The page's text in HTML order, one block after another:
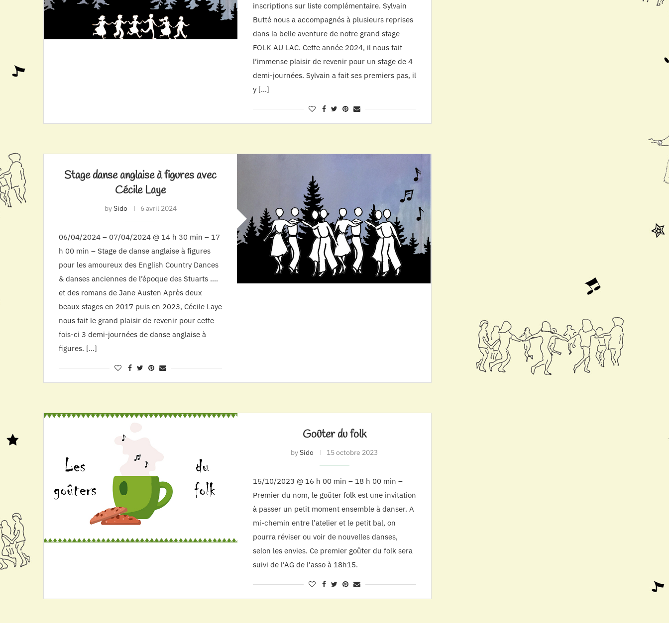
inscriptions sur liste complémentaire. Sylvain
Butté nous a accompagnés à plusieurs reprises
dans la belle aventure de notre grand stage
FOLK AU LAC. Cette année 2024, il nous fait
l’immense plaisir de revenir pour un stage de 4
demi-journées. Sylvain a fait ses premiers pas, il
y […]
Stage danse anglaise à figures avec
Cécile Laye
bySido 6 avril 2024
06/04/2024 – 07/04/2024 @ 14 h 30 min – 17
h 00 min – Stage de danse anglaise à figures
pour les amoureux des English Country Dances
& danses anciennes de l’époque des Stuarts ….
et des romans de Jane Austen Après deux
beaux stages en 2017 puis en 2023, Cécile Laye
nous fait le grand plaisir de revenir pour cette
fois-ci 3 demi-journées de danse anglaise à
figures. […]
Goûter du folk
bySido 15 octobre 2023
15/10/2023 @ 16 h 00 min – 18 h 00 min –
Premier du nom, le goûter folk est une invitation
à passer un petit moment ensemble à danser. A
mi-chemin entre l’atelier et le petit bal, on
pourra réviser ou voir de nouvelles danses,
selon les envies. Ce premier goûter du folk sera
suivi de l’AG de l’asso à 18h15.